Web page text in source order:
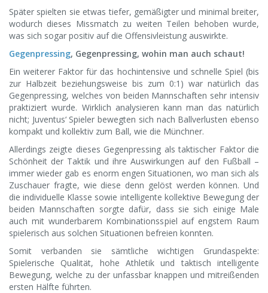
Später spielten sie etwas tiefer, gemäßigter und minimal breiter,
wodurch dieses Missmatch zu weiten Teilen behoben wurde,
was sich sogar positiv auf die Offensivleistung auswirkte.
Gegenpressing, Gegenpressing, wohin man auch schaut!
Ein weiterer Faktor für das hochintensive und schnelle Spiel (bis
zur Halbzeit beziehungsweise bis zum 0:1) war natürlich das
Gegenpressing, welches von beiden Mannschaften sehr intensiv
praktiziert wurde. Wirklich analysieren kann man das natürlich
nicht; Juventus‘ Spieler bewegten sich nach Ballverlusten ebenso
kompakt und kollektiv zum Ball, wie die Münchner.
Allerdings zeigte dieses Gegenpressing als taktischer Faktor die
Schönheit der Taktik und ihre Auswirkungen auf den Fußball –
immer wieder gab es enorm engen Situationen, wo man sich als
Zuschauer fragte, wie diese denn gelöst werden können. Und
die individuelle Klasse sowie intelligente kollektive Bewegung der
beiden Mannschaften sorgte dafür, dass sie sich einige Male
auch mit wunderbarem Kombinationsspiel auf engstem Raum
spielerisch aus solchen Situationen befreien konnten.
Somit verbanden sie sämtliche wichtigen Grundaspekte:
Spielerische Qualität, hohe Athletik und taktisch intelligente
Bewegung, welche zu der unfassbar knappen und mitreißenden
ersten Hälfte führten.